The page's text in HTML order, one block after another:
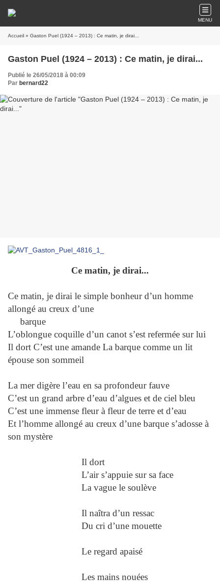
MENU
Accueil » Gaston Puel (1924 – 2013) : Ce matin, je dirai...
Gaston Puel (1924 – 2013) : Ce matin, je dirai...
Publié le 26/05/2018 à 00:09
Par bernard22
Ce matin, je dirai...
Ce matin, je dirai le simple bonheur d’un homme
allongé au creux d’une
barque
L’oblongue coquille d’un canot s’est refermée sur lui
Il dort C’est une amande La barque comme un lit
épouse son sommeil
La mer digère l’eau en sa profondeur fauve
C’est un grand arbre d’eau d’algues et de ciel bleu
C’est une immense fleur à fleur de terre et d’eau
Et l’homme allongé au creux d’une barque s’adosse à
son mystère
Il dort
L’air s’appuie sur sa face
La vague le soulève
Il naîtra d’un ressac
Du cri d’une mouette
Le regard apaisé
Les mains nouées